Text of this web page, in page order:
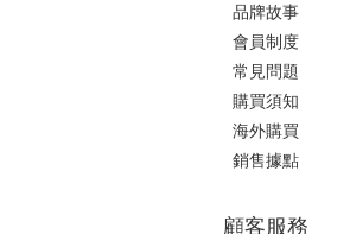
品牌故事
會員制度
常見問題
購買須知
海外購買
銷售據點
顧客服務